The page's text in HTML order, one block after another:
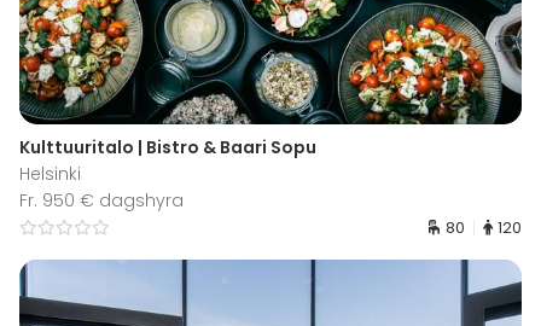
Kulttuuritalo | Bistro & Baari Sopu
Helsinki
Fr. 950 € dagshyra
80 120